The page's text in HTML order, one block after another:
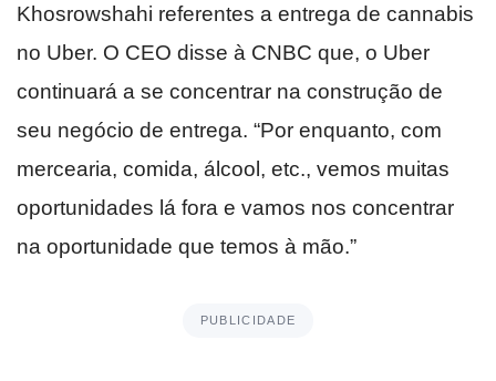
Khosrowshahi referentes a entrega de cannabis
no Uber. O CEO disse à CNBC que, o Uber
continuará a se concentrar na construção de
seu negócio de entrega. “Por enquanto, com
mercearia, comida, álcool, etc., vemos muitas
oportunidades lá fora e vamos nos concentrar
na oportunidade que temos à mão.”
PUBLICIDADE